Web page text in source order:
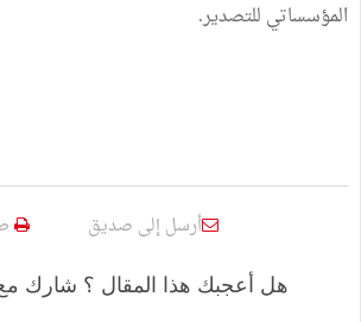
المؤسساتي للتصدير.
أرسل إلى صديق
هل أعجبك هذا المقال ؟ شارك